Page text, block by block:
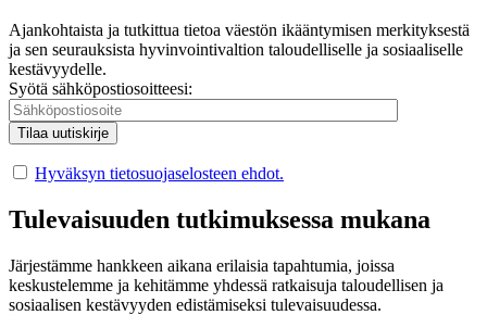
Ajankohtaista ja tutkittua tietoa väestön ikääntymisen merkityksestä
ja sen seurauksista hyvinvointivaltion taloudelliselle ja sosiaaliselle
kestävyydelle.
Syötä sähköpostiosoitteesi:
Hyväksyn tietosuojaselosteen ehdot.
Tulevaisuuden tutkimuksessa mukana
Järjestämme hankkeen aikana erilaisia tapahtumia, joissa
keskustelemme ja kehitämme yhdessä ratkaisuja taloudellisen ja
sosiaalisen kestävyyden edistämiseksi tulevaisuudessa.